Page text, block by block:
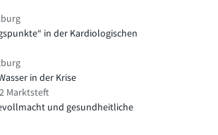
in der Kardiologischen
in der Krise
Marktsteft
und gesundheitliche